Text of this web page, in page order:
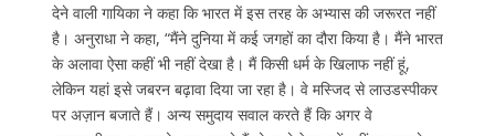
देने वाली गायिका ने कहा कि भारत में इस तरह के अभ्यास की जरूरत नहीं
है। अनुराधा ने कहा, “मैंने दुनिया में कई जगहों का दौरा किया है। मैंने भारत
के अलावा ऐसा कहीं भी नहीं देखा है। मैं किसी धर्म के खिलाफ नहीं हूं,
लेकिन यहां इसे जबरन बढ़ावा दिया जा रहा है। वे मस्जिद से लाउडस्पीकर
पर अज़ान बजाते हैं। अन्य समुदाय सवाल करते हैं कि अगर वे